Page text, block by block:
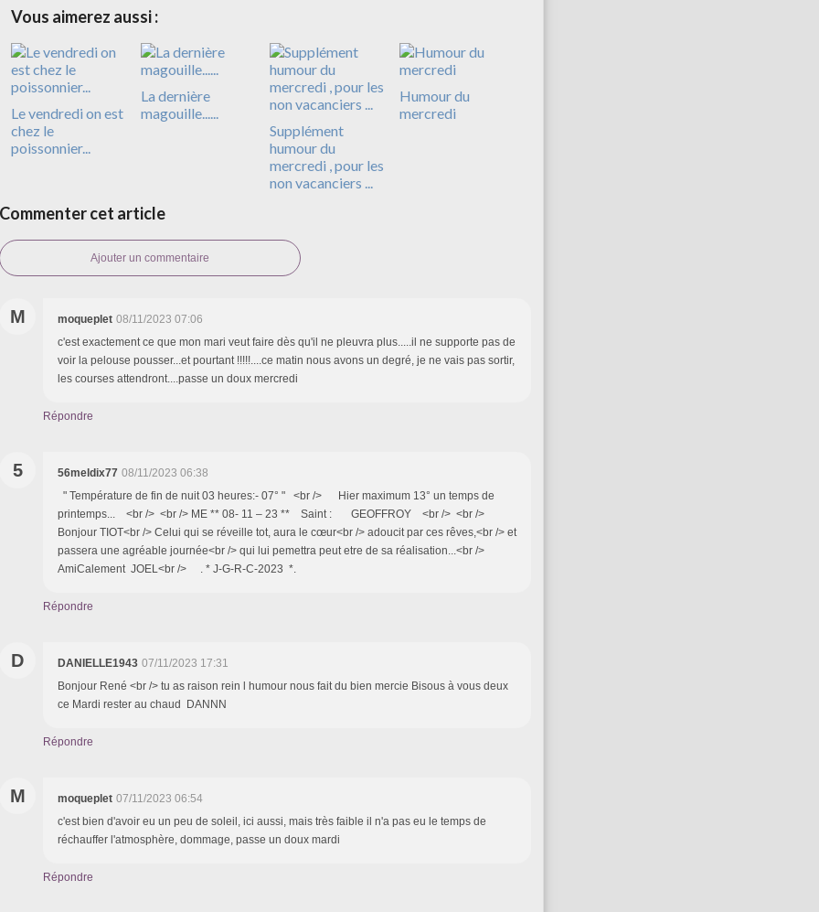
Vous aimerez aussi :
Le vendredi on est
chez le
poissonnier...
La dernière
magouille......
Supplément
humour du
mercredi , pour les
non vacanciers ...
Humour du
mercredi
Commenter cet article
Ajouter un commentaire
M moqueplet 08/11/2023 07:06
c'est exactement ce que mon mari veut faire dès qu'il ne pleuvra plus.....il ne supporte pas de
voir la pelouse pousser...et pourtant !!!!!....ce matin nous avons un degré, je ne vais pas sortir,
les courses attendront....passe un doux mercredi
Répondre
5 56meldix77 08/11/2023 06:38
" Température de fin de nuit 03 heures:- 07° " <br /> Hier maximum 13° un temps de
printemps... <br /> <br /> ME ** 08- 11 – 23 ** Saint : GEOFFROY <br /> <br />
Bonjour TIOT<br /> Celui qui se réveille tot, aura le cœur<br /> adoucit par ces rêves,<br /> et
passera une agréable journée<br /> qui lui pemettra peut etre de sa réalisation...<br />
AmiCalement JOEL<br /> . * J-G-R-C-2023 *.
Répondre
D DANIELLE1943 07/11/2023 17:31
Bonjour René <br /> tu as raison rein l humour nous fait du bien mercie Bisous à vous deux
ce Mardi rester au chaud DANNN
Répondre
M moqueplet 07/11/2023 06:54
c'est bien d'avoir eu un peu de soleil, ici aussi, mais très faible il n'a pas eu le temps de
réchauffer l'atmosphère, dommage, passe un doux mardi
Répondre